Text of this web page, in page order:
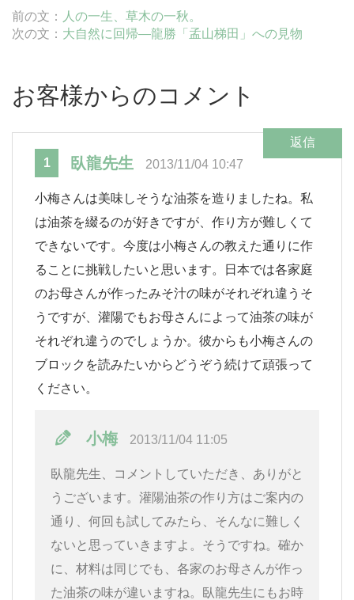
前の文：
人の一生、草木の一秋。
次の文： 大自然に回帰―龍勝「孟山梯田」への見物
お客様からのコメント
1 臥龍先生 2013/11/04 10:47
返信
小梅さんは美味しそうな油茶を造りましたね。私
は油茶を綴るのが好きですが、作り方が難しくて
できないです。今度は小梅さんの教えた通りに作
ることに挑戦したいと思います。日本では各家庭
のお母さんが作ったみそ汁の味がそれぞれ違うそ
うですが、灌陽でもお母さんによって油茶の味が
それぞれ違うのでしょうか。彼からも小梅さんの
ブロックを読みたいからどうぞう続けて頑張って
ください。
小梅 2013/11/04 11:05
臥龍先生、コメントしていただき、ありがと
うございます。灌陽油茶の作り方はご案内の
通り、何回も試してみたら、そんなに難しく
ないと思っていきますよ。そうですね。確か
に、材料は同じでも、各家のお母さんが作っ
た油茶の味が違いますね。臥龍先生にもお時